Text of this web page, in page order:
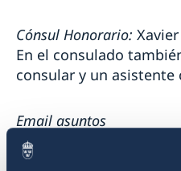
Cónsul Honorario:
En el consulado
consular y un asistente
Email asuntos
consulares:
Email asuntos comerciales: